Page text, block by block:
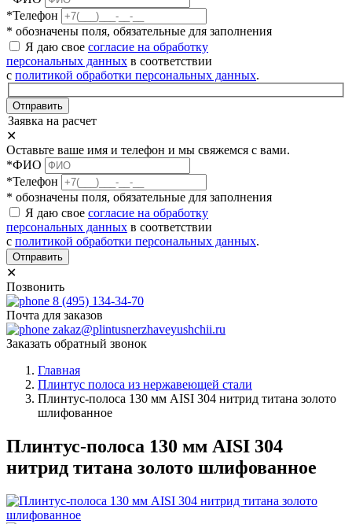
*Телефон
* обозначены поля, обязательные для заполнения
Я даю свое согласие на обработку
персональных данных в соответствии
с политикой обработки персональных данных.
Отправить
Заявка на расчет
✕
Оставьте ваше имя и телефон и мы свяжемся с вами.
*ФИО
*Телефон
* обозначены поля, обязательные для заполнения
Я даю свое согласие на обработку
персональных данных в соответствии
с политикой обработки персональных данных.
Отправить
✕
Позвонить
8 (495) 134-34-70
Почта для заказов
zakaz@plintusnerzhaveyushchii.ru
Заказать обратный звонок
Главная
Плинтус полоса из нержавеющей стали
Плинтус-полоса 130 мм AISI 304 нитрид титана золото
шлифованное
Плинтус-полоса 130 мм AISI 304
нитрид титана золото шлифованное